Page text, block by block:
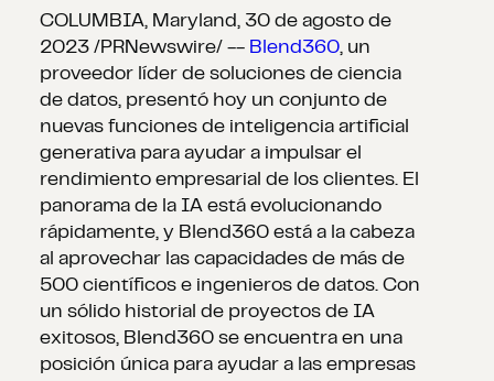
COLUMBIA, Maryland, 30 de agosto de
2023 /PRNewswire/ -- Blend360, un
proveedor líder de soluciones de ciencia
de datos, presentó hoy un conjunto de
nuevas funciones de inteligencia artificial
generativa para ayudar a impulsar el
rendimiento empresarial de los clientes. El
panorama de la IA está evolucionando
rápidamente, y Blend360 está a la cabeza
al aprovechar las capacidades de más de
500 científicos e ingenieros de datos. Con
un sólido historial de proyectos de IA
exitosos, Blend360 se encuentra en una
posición única para ayudar a las empresas